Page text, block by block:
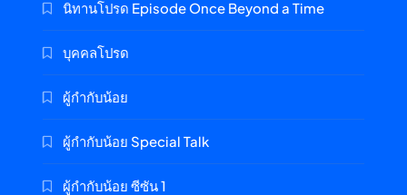
นิทานโปรด Episode Once Beyond a Time
บุคคลโปรด
ผู้กำกับน้อย
ผู้กำกับน้อย Special Talk
ผู้กำกับน้อย ซีซัน 1